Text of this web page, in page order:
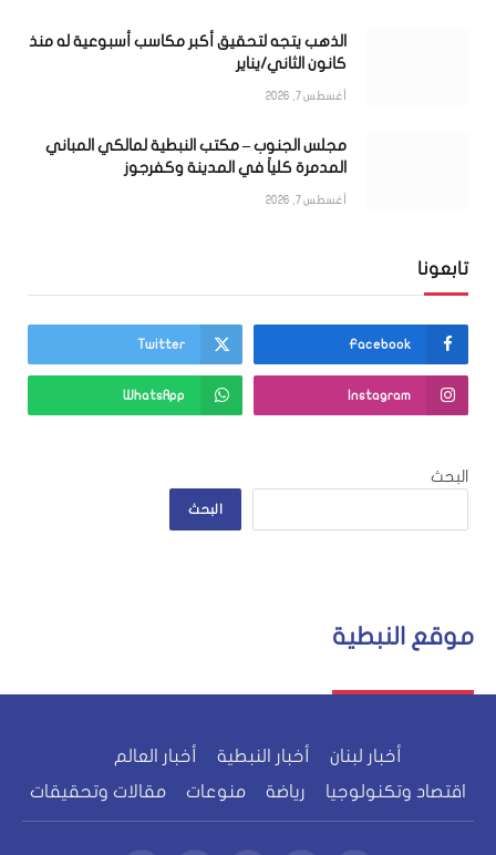
الذهب يتجه لتحقيق أكبر مكاسب أسبوعية له منذ
كانون الثاني/يناير
أغسطس 7, 2026
مجلس الجنوب – مكتب النبطية لمالكي المباني
المدمرة كلياً في المدينة وكفرجوز
أغسطس 7, 2026
تابعونا
Facebook
Twitter
Instagram
WhatsApp
البحث
البحث
موقع النبطية
أخبار لبنان أخبار النبطية
أخبار العالم
اقتصاد وتكنولوجيا
رياضة منوعات مقالات وتحقيقات